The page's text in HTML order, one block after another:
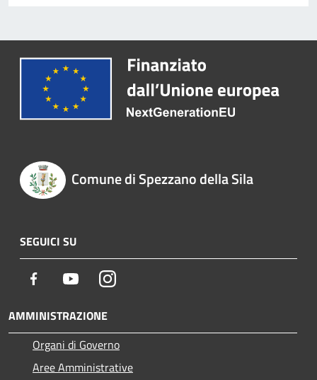
Comune di Spezzano della Sila
SEGUICI SU
Facebook YoutubeInstagram
AMMINISTRAZIONE
Organi di Governo
Aree Amministrative